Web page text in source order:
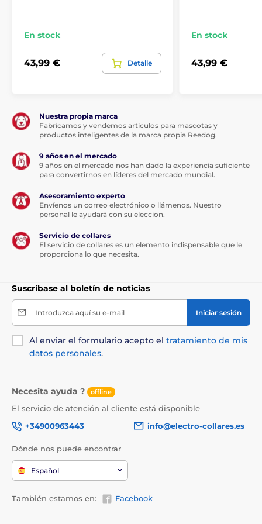
En stock
43,99 € Detalle
En stock
43,99 €
Nuestra propia marca
Fabricamos y vendemos artículos para mascotas y
productos inteligentes de la marca propia Reedog.
9 años en el mercado
9 años en el mercado nos han dado la experiencia suficiente
para convertirnos en líderes del mercado mundial.
Asesoramiento experto
Envíenos un correo electrónico o llámenos. Nuestro
personal le ayudará con su eleccion.
Servicio de collares
El servicio de collares es un elemento indispensable que le
proporciona lo que necesita.
Suscríbase al boletín de noticias
Introduzca aquí su e-mail Iniciar sesión
Al enviar el formulario acepto el tratamiento de mis
datos personales.
Necesita ayuda ? offline
El servicio de atención al cliente está disponible
+34900963443
info@electro-collares.es
Dónde nos puede encontrar
Español
También estamos en: Facebook